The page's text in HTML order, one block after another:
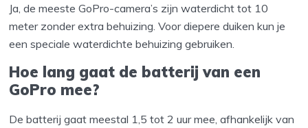
Ja, de meeste GoPro-camera’s zijn waterdicht tot 10
meter zonder extra behuizing. Voor diepere duiken kun je
een speciale waterdichte behuizing gebruiken.
Hoe lang gaat de batterij van een
GoPro mee?
De batterij gaat meestal 1,5 tot 2 uur mee, afhankelijk van